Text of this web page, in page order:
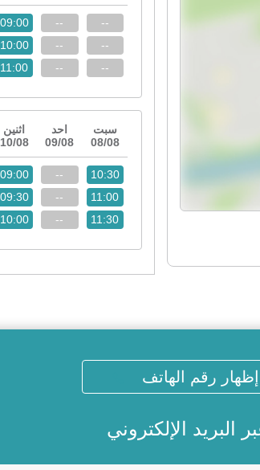
--
--
--
--
--
--
09:00
10:00
11:00
سبت
08/08
احد
09/08
اثنين
10/08
10:30
11:00
11:30
--
--
--
09:00
09:30
10:00
إظهار رقم الهاتف
البريد الإلكتروني